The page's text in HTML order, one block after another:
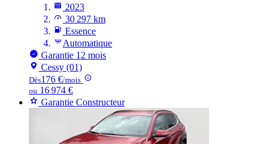
2023
30 297 km
Essence
Automatique
Garantie 12 mois
Cessy (01)
Dès176 €/mois
ou 16 974 €
Garantie Constructeur